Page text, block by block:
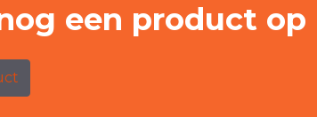
een product op